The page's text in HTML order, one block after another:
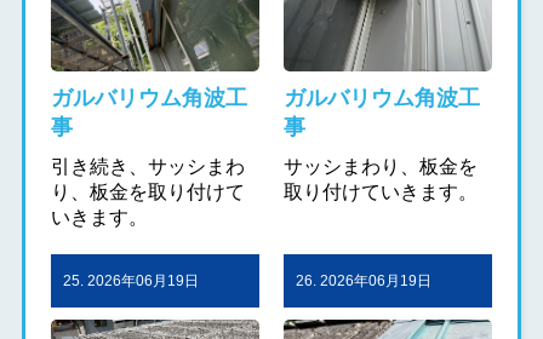
ガルバリウム角波工
事
引き続き、サッシまわ
り、板金を取り付けて
いきます。
ガルバリウム角波工
事
サッシまわり、板金を
取り付けていきます。
25. 2026年06月19日 26. 2026年06月19日